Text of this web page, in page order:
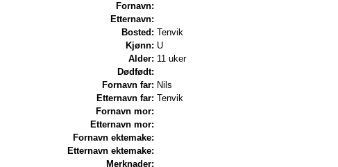
Fornavn:
Etternavn:
Bosted: Tenvik
Kjønn: U
Alder: 11 uker
Dødfødt:
Fornavn far: Nils
Etternavn far: Tenvik
Fornavn mor:
Etternavn mor:
Fornavn ektemake:
Etternavn ektemake:
Merknader: